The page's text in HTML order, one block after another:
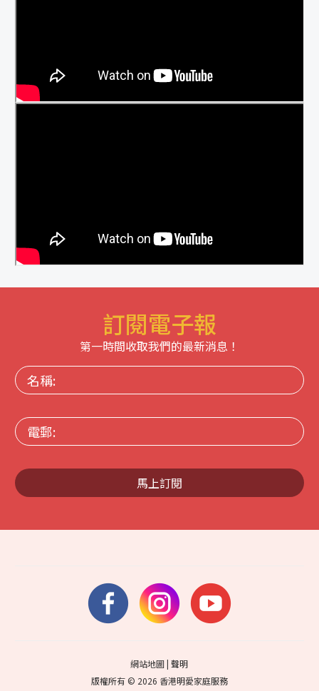
訂閱電子報
第一時間收取我們的最新消息！
名
稱:
電
郵:
馬上訂閱
網站地圖|聲明
版權所有 © 2026 香港明愛家庭服務